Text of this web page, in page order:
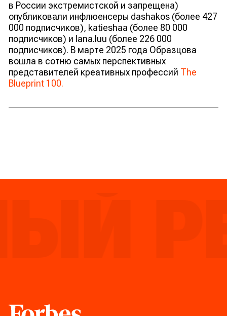
в России экстремистской и запрещена)
опубликовали инфлюенсеры dashakos (более 427
000 подписчиков), katieshaa (более 80 000
подписчиков) и lana.luu (более 226 000
подписчиков). В марте 2025 года Образцова
вошла в сотню самых перспективных
представителей креативных профессий The
Blueprint 100.